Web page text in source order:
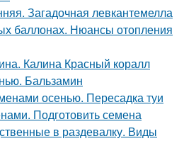
Загадочная левкантемелла
баллонах. Нюансы отопления
Калина Красный коралл
Бальзамин
осенью. Пересадка туи
Подготовить семена
в раздевалку. Виды